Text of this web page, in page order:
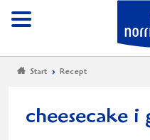
Meny
Start Recept
cheesecake i